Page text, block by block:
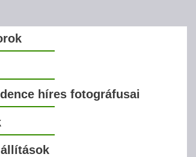
híres fotográfusai